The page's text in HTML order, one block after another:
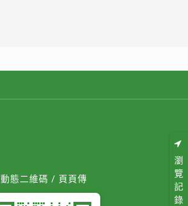
動態二維碼 / 頁頁傳
瀏
覽
記
錄